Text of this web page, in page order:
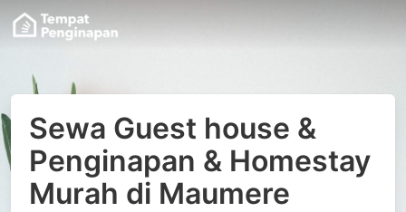
Sewa Guest house &
Penginapan & Homestay
Murah di Maumere